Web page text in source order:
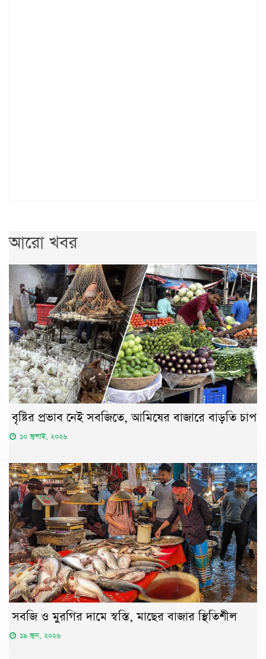
আরো খবর
বৃষ্টির প্রভাব নেই সবজিতে, আমিষের বাজারে বাড়তি চাপ
১০ জুলাই, ২০২৬
সবজি ও মুরগির দামে স্বস্তি, মাছের বাজার স্থিতিশীল
১৯ জুন, ২০২৬